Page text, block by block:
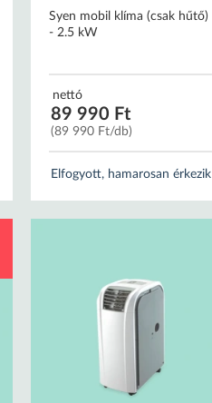
Syen mobil klíma (csak hűtő)
- 2.5 kW
nettó
89 990 Ft
(89 990 Ft/db)
Elfogyott, hamarosan érkezik